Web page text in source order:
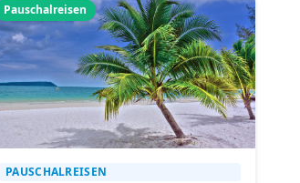
Pauschalreisen
PAUSCHALREISEN